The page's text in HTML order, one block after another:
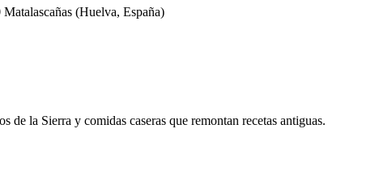
Matalascañas (Huelva, España)
de la Sierra y comidas caseras que remontan recetas antiguas.